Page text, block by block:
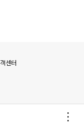
센터